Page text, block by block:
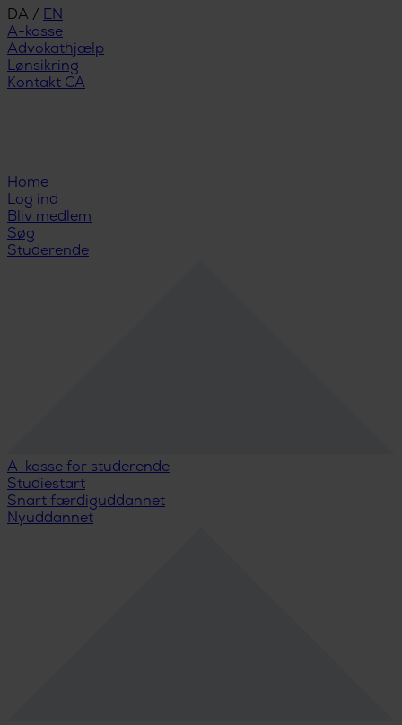
DA / EN
A-kasse
Advokathjælp
Lønsikring
Kontakt CA
Home
Log ind
Bliv medlem
Søg
Studerende
A-kasse for studerende
Studiestart
Snart færdiguddannet
Nyuddannet